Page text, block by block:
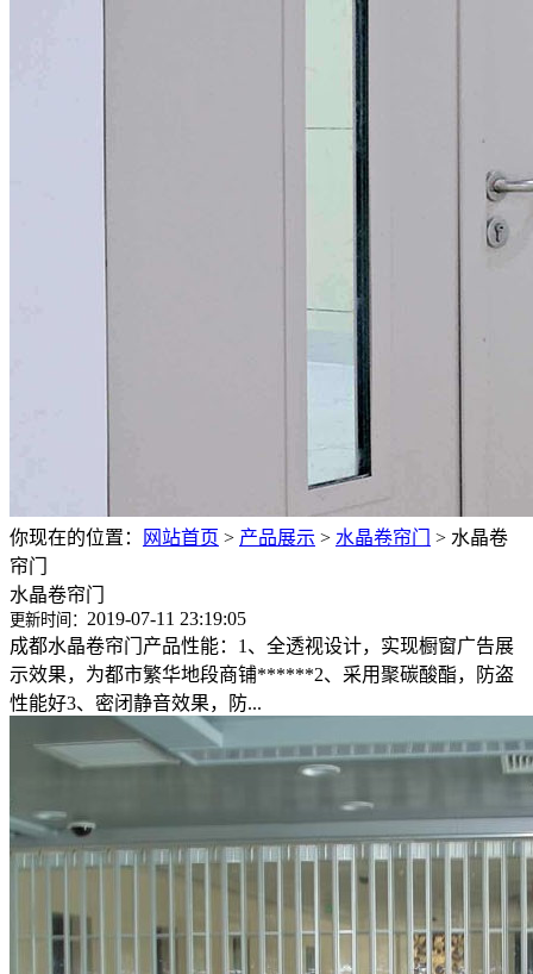
你现在的位置： 网站首页 > 产品展示 > 水晶卷帘门 > 水晶卷
帘门
水晶卷帘门
更新时间： 2019-07-11 23:19:05
成都水晶卷帘门产品性能：1、全透视设计，实现橱窗广告展
示效果，为都市繁华地段商铺******2、采用聚碳酸酯，防盗
性能好3、密闭静音效果，防...